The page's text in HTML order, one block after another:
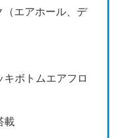
（エアホール、デ
ボトムエアフロ
載